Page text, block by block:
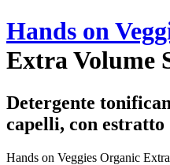
Hands on
Extra Volume
Detergente
capelli, con
Hands on Veggies Organic